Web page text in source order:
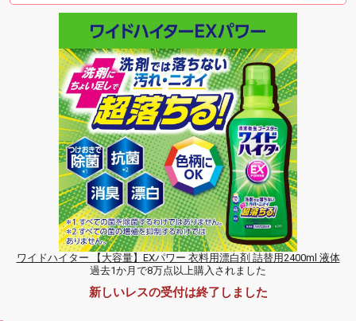
ワイドハイター 【大容量】EXパワー 衣料用漂白剤 詰替用2400ml 液体
過去1か月で8万点以上購入されました
新しいレスの受付は終了しました